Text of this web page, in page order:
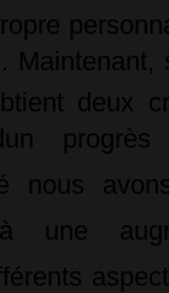
Maintenant,
deux
nous
à une